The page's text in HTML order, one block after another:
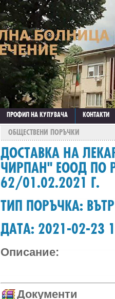
ПРОФИЛ НА КУПУВАЧА КОНТАКТИ
ОБЩЕСТВЕНИ ПОРЪЧКИ
ДОСТАВКА НА
ЧИРПАН" ЕООД ПО
62/01.02.2021 Г.
ТИП ПОРЪЧКА:
ДАТА: 2021-02-23
Описание:
Документи